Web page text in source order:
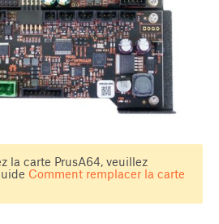
la carte PrusA64, veuillez
Comment remplacer la carte